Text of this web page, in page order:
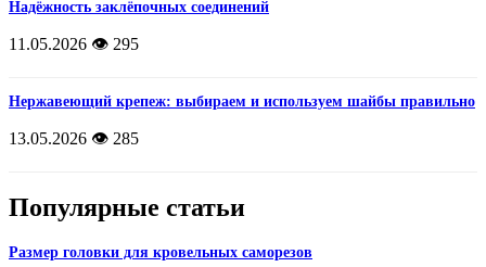
Надёжность заклёпочных соединений
11.05.2026 👁️ 295
Нержавеющий крепеж: выбираем и используем шайбы правильно
13.05.2026 👁️ 285
Популярные статьи
Размер головки для кровельных саморезов